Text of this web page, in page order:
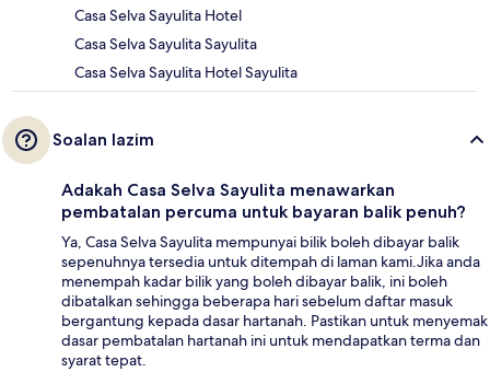
Casa Selva Sayulita Hotel
Casa Selva Sayulita Sayulita
Casa Selva Sayulita Hotel Sayulita
Soalan lazim
Adakah Casa Selva Sayulita menawarkan
pembatalan percuma untuk bayaran balik penuh?
Ya, Casa Selva Sayulita mempunyai bilik boleh dibayar balik
sepenuhnya tersedia untuk ditempah di laman kami.Jika anda
menempah kadar bilik yang boleh dibayar balik, ini boleh
dibatalkan sehingga beberapa hari sebelum daftar masuk
bergantung kepada dasar hartanah. Pastikan untuk menyemak
dasar pembatalan hartanah ini untuk mendapatkan terma dan
syarat tepat.